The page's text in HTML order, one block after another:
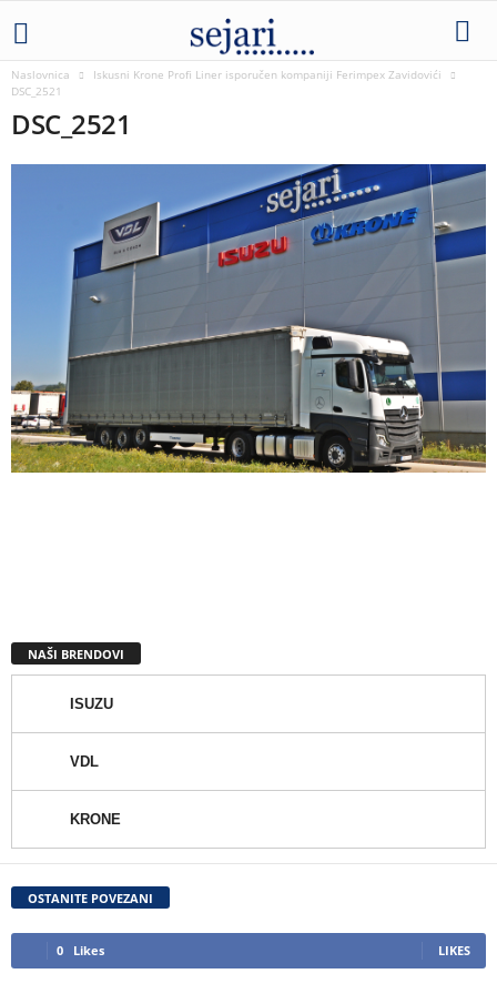
Naslovnica
Iskusni Krone Profi Liner isporučen kompaniji Ferimpex Zavidovići
DSC_2521
DSC_2521
NAŠI BRENDOVI
ISUZU
VDL
KRONE
OSTANITE POVEZANI
0 Likes LIKES